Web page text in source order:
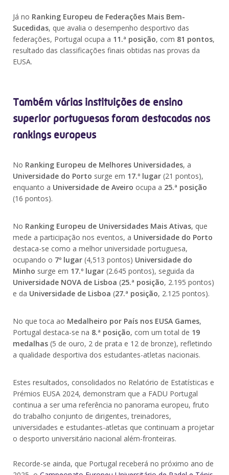
Já no Ranking Europeu de Federações Mais Bem-
Sucedidas, que avalia o desempenho desportivo das
federações, Portugal ocupa a 11.ª posição, com 81 pontos,
resultado das classificações finais obtidas nas provas da
EUSA.
Também várias instituições de ensino
superior portuguesas foram destacadas nos
rankings europeus
No Ranking Europeu de Melhores Universidades, a
Universidade do Porto surge em 17.º lugar (21 pontos),
enquanto a Universidade de Aveiro ocupa a 25.ª posição
(16 pontos).
No Ranking Europeu de Universidades Mais Ativas, que
mede a participação nos eventos, a Universidade do Porto
destaca-se como a melhor universidade portuguesa,
ocupando o 7º lugar (4,513 pontos) Universidade do
Minho surge em 17.º lugar (2.645 pontos), seguida da
Universidade NOVA de Lisboa (25.ª posição, 2.195 pontos)
e da Universidade de Lisboa (27.ª posição, 2.125 pontos).
No que toca ao Medalheiro por País nos EUSA Games,
Portugal destaca-se na 8.ª posição, com um total de 19
medalhas (5 de ouro, 2 de prata e 12 de bronze), refletindo
a qualidade desportiva dos estudantes-atletas nacionais.
Estes resultados, consolidados no Relatório de Estatísticas e
Prémios EUSA 2024, demonstram que a FADU Portugal
continua a ser uma referência no panorama europeu, fruto
do trabalho conjunto de dirigentes, treinadores,
universidades e estudantes-atletas que continuam a projetar
o desporto universitário nacional além-fronteiras.
Recorde-se ainda, que Portugal receberá no próximo ano de